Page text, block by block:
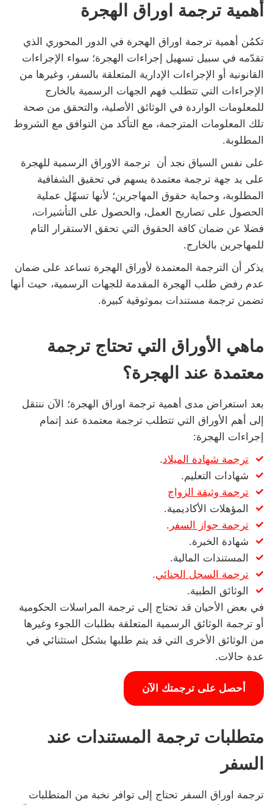
أهمية ترجمة اوراق الهجرة
تكمُن أهمية ترجمة اوراق الهجرة في الدور المحوري الذي
تقدّمه في سبيل تسهيل إجراءات الهجرة؛ سواء الإجراءات
القانونية أو الإجراءات الإدارية المتعلقة بالسفر، وغيرها من
الإجراءات التي تتطلب فهم الجهات الرسمية بالخارج
للمعلومات الواردة في الوثائق الأصلية، والتحقق من صحة
تلك المعلومات المترجمة، مع التأكد من التوافق مع الشروط
المطلوبة.
على نفس السياق نجد أن ترجمة الاوراق الرسمية للهجرة
على يد جهة ترجمة معتمدة يسهم في تحقيق الشفافية
المطلوبة، وحماية حقوق المهاجرين؛ لأنها تسهّل عملية
الحصول على تصاريح العمل، والحصول على التأشيرات،
فضلا عن ضمان كافة الحقوق التي تحقق الاستقرار التام
للمهاجرين بالخارج.
يذكر أن الترجمة المعتمدة لأوراق الهجرة تساعد على ضمان
عدم رفض طلب الهجرة المقدمة للجهات الرسمية، حيث أنها
تضمن ترجمة مستندات بموثوقية كبيرة.
ماهي الأوراق التي تحتاج ترجمة
معتمدة عند الهجرة؟
بعد استعراض مدى أهمية ترجمة اوراق الهجرة؛ الآن ننتقل
إلى أهم الأوراق التي تتطلب ترجمة معتمدة عند إتمام
إجراءات الهجرة:
ترجمة شهادة الميلاد.
شهادات التعليم.
ترجمة وثيقة الزواج
المؤهلات الأكاديمية.
ترجمة جواز السفر .
شهادة الخبرة.
المستندات المالية.
ترجمة السجل الجنائي.
الوثائق الطبية.
في بعض الأحيان قد تحتاج إلى ترجمة المراسلات الحكومية
أو ترجمة الوثائق الرسمية المتعلقة بطلبات اللجوء وغيرها
من الوثائق الأخرى التي قد يتم طلبها بشكل استثنائي في
عدة حالات.
أحصل على ترجمتك الآن
متطلبات ترجمة المستندات عند
السفر
ترجمة اوراق السفر تحتاج إلى توافر نخبة من المتطلبات